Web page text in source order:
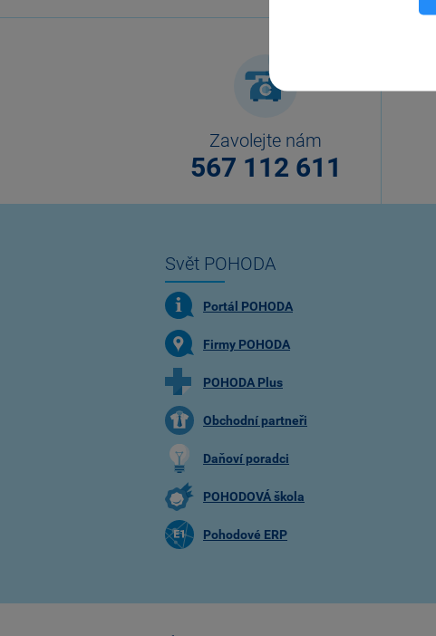
Zavolejte nám
567 112 611
Svět POHODA
Portál POHODA
Firmy POHODA
POHODA Plus
Obchodní partneři
Daňoví poradci
POHODOVÁ škola
Pohodové ERP